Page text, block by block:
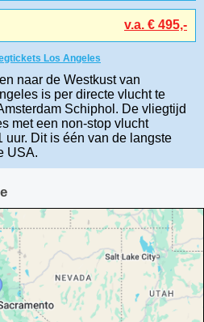
v.a. € 495,-
Los Angeles
naar de Westkust van
is per directe vlucht te
Schiphol. De vliegtijd
met een non-stop vlucht
uur. Dit is één van de langste
USA.